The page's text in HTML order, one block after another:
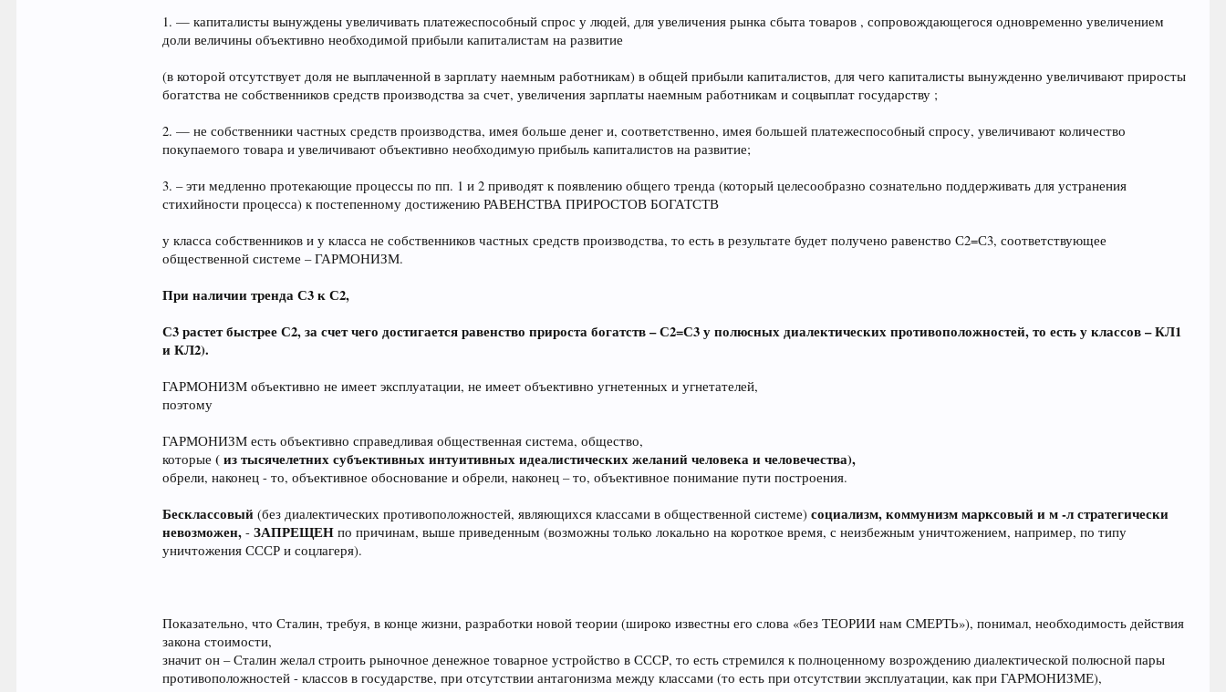
1. — капиталисты вынуждены увеличивать платежеспособный спрос у людей, для увеличения рынка сбыта товаров , сопровождающегося одновременно увеличением
доли величины объективно необходимой прибыли капиталистам на развитие
(в которой отсутствует доля не выплаченной в зарплату наемным работникам) в общей прибыли капиталистов, для чего капиталисты вынужденно увеличивают приросты
богатства не собственников средств производства за счет, увеличения зарплаты наемным работникам и соцвыплат государству ;
2. — не собственники частных средств производства, имея больше денег и, соответственно, имея большей платежеспособный спросу, увеличивают количество
покупаемого товара и увеличивают объективно необходимую прибыль капиталистов на развитие;
3. – эти медленно протекающие процессы по пп. 1 и 2 приводят к появлению общего тренда (который целесообразно сознательно поддерживать для устранения
стихийности процесса) к постепенному достижению РАВЕНСТВА ПРИРОСТОВ БОГАТСТВ
у класса собственников и у класса не собственников частных средств производства, то есть в результате будет получено равенство С2=С3, соответствующее
общественной системе – ГАРМОНИЗМ.
При наличии тренда С3 к С2,
С3 растет быстрее С2, за счет чего достигается равенство прироста богатств – С2=С3 у полюсных диалектических противоположностей, то есть у классов – КЛ1
и КЛ2).
ГАРМОНИЗМ объективно не имеет эксплуатации, не имеет объективно угнетенных и угнетателей,
поэтому
ГАРМОНИЗМ есть объективно справедливая общественная система, общество,
которые( из тысячелетних субъективных интуитивных идеалистических желаний человека и человечества),
обрели, наконец - то, объективное обоснование и обрели, наконец – то, объективное понимание пути построения.
Бесклассовый(без диалектических противоположностей, являющихся классами в общественной системе)социализм, коммунизм марксовый и м -л стратегически
невозможен, -ЗАПРЕЩЕН по причинам, выше приведенным (возможны только локально на короткое время, с неизбежным уничтожением, например, по типу
уничтожения СССР и соцлагеря).
Показательно, что Сталин, требуя, в конце жизни, разработки новой теории (широко известны его слова «без ТЕОРИИ нам СМЕРТЬ»), понимал, необходимость действия
закона стоимости,
значит он – Сталин желал строить рыночное денежное товарное устройство в СССР, то есть стремился к полноценному возрождению диалектической полюсной пары
противоположностей - классов в государстве, при отсутствии антагонизма между классами (то есть при отсутствии эксплуатации, как при ГАРМОНИЗМЕ),